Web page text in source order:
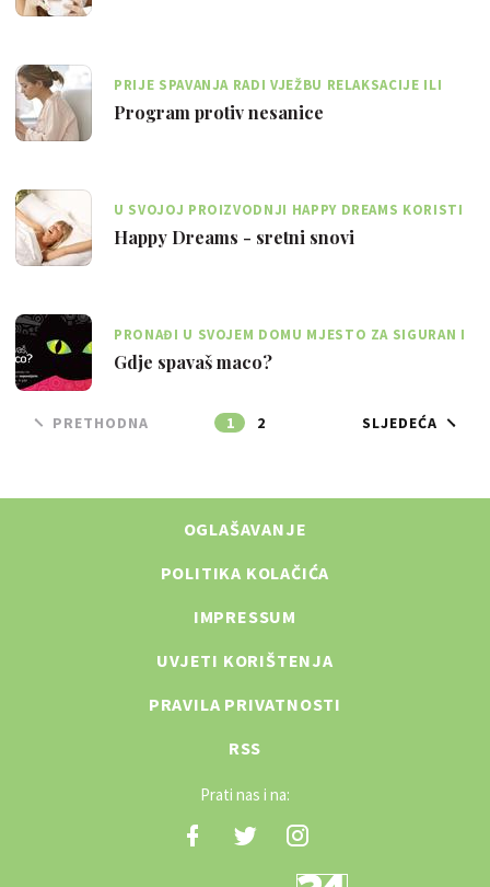
PRIJE SPAVANJA RADI VJEŽBU RELAKSACIJE ILI
SVOJU VJEŽBU IMAGINACIJE
Program protiv nesanice
U SVOJOJ PROIZVODNJI HAPPY DREAMS KORISTI
NAJMODERNIJU TEHNOLOGIJU
Happy Dreams - sretni snovi
PRONAĐI U SVOJEM DOMU MJESTO ZA SIGURAN I
DOBAR SAN!
Gdje spavaš maco?
PRETHODNA 1 2 SLJEDEĆA
OGLAŠAVANJE
POLITIKA KOLAČIĆA
IMPRESSUM
UVJETI KORIŠTENJA
PRAVILA PRIVATNOSTI
RSS
Prati nas i na: